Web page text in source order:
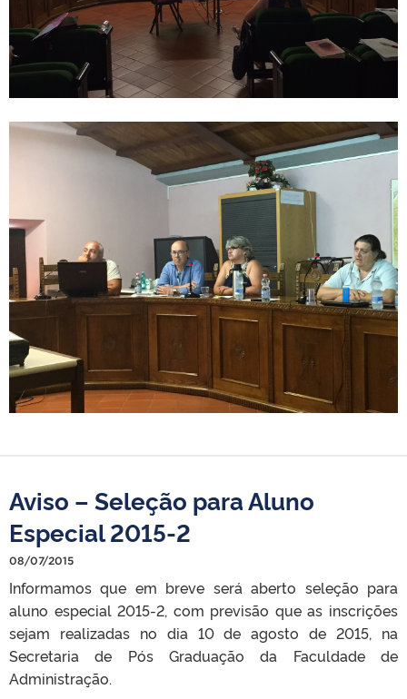
Aviso – Seleção para Aluno
Especial 2015-2
08/07/2015
Informamos que em breve será aberto seleção para
aluno especial 2015-2, com previsão que as inscrições
sejam realizadas no dia 10 de agosto de 2015, na
Secretaria de Pós Graduação da Faculdade de
Administração.